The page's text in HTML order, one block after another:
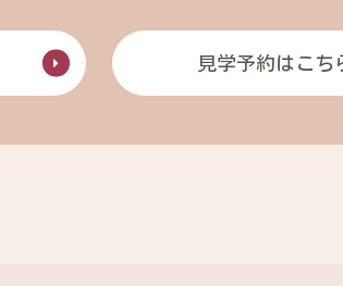
見学予約はこち